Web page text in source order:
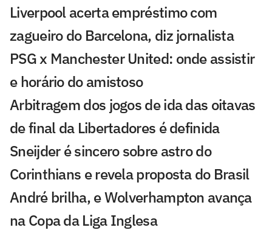
Liverpool acerta empréstimo com
zagueiro do Barcelona, diz jornalista
PSG x Manchester United: onde assistir
e horário do amistoso
Arbitragem dos jogos de ida das oitavas
de final da Libertadores é definida
Sneijder é sincero sobre astro do
Corinthians e revela proposta do Brasil
André brilha, e Wolverhampton avança
na Copa da Liga Inglesa